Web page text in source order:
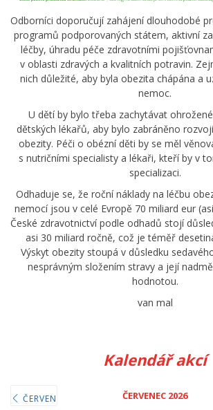
Odborníci doporučují zahájení dlouhodobé
programů podporovaných státem, aktivní
léčby, úhradu péče zdravotními
v oblasti zdravých a kvalitních potravin.
nich důležité, aby byla obezita chápána a
nemoc.
U dětí by bylo třeba zachytávat
dětských lékařů, aby bylo zabráněno
obezity. Péči o obézní děti by se měl
s nutričními specialisty a lékaři, kteří by v
specializaci.
Odhaduje se, že roční náklady na léčbu
nemocí jsou v celé Evropě 70 miliard eur
České zdravotnictví podle odhadů stojí
asi 30 miliard ročně, což je téměř
Výskyt obezity stoupá v důsledku
nesprávným složením stravy a její
hodnotou.
van mal
Kalendář akcí
ČERVEN ČERVENEC 2026